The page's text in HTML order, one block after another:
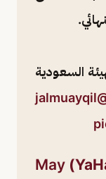
السعودية
May